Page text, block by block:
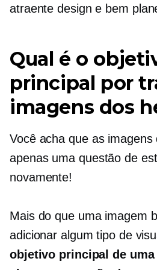
atraente design e bem
Qual é o
principal por
imagens dos
Você acha que as imagens
apenas uma questão de
novamente!
Mais do que uma imagem
adicionar algum tipo de
objetivo principal de